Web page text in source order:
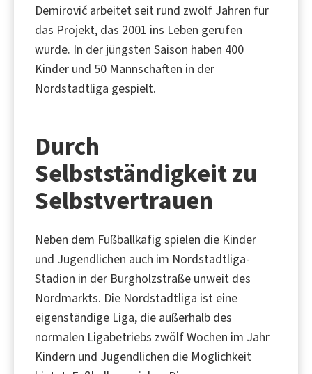
Demirović arbeitet seit rund zwölf Jahren für
das Projekt, das 2001 ins Leben gerufen
wurde. In der jüngsten Saison haben 400
Kinder und 50 Mannschaften in der
Nordstadtliga gespielt.
Durch
Selbstständigkeit zu
Selbstvertrauen
Neben dem Fußballkäfig spielen die Kinder
und Jugendlichen auch im Nordstadtliga-
Stadion in der Burgholzstraße unweit des
Nordmarkts. Die Nordstadtliga ist eine
eigenständige Liga, die außerhalb des
normalen Ligabetriebs zwölf Wochen im Jahr
Kindern und Jugendlichen die Möglichkeit